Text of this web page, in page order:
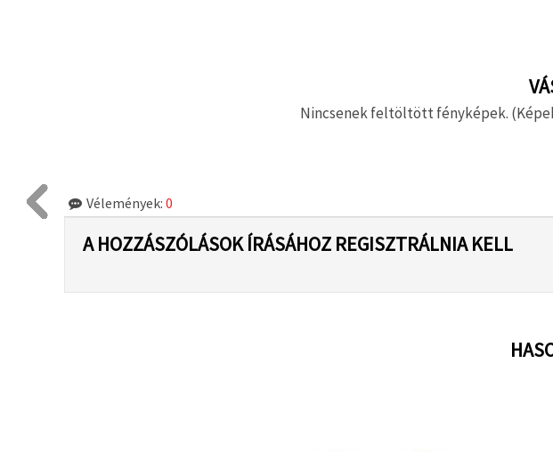
Nincsenek feltöltött fényképek.
Vélemények: 0
A HOZZÁSZÓLÁSOK ÍRÁSÁHOZ REGISZTRÁLNIA KELL